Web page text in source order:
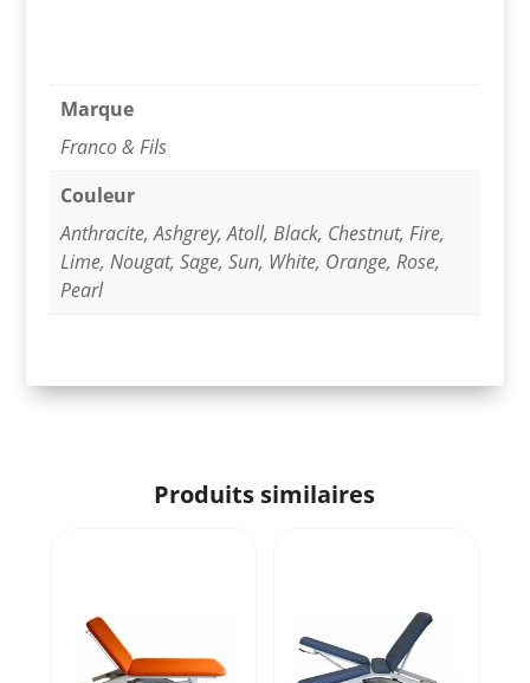
Marque
Franco & Fils
Couleur
Anthracite,Ashgrey,Atoll, Black, Chestnut, Fire,
Lime, Nougat, Sage, Sun, White, Orange, Rose,
Pearl
Produits similaires